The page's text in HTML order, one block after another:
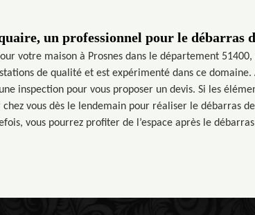
un professionnel pour le débarras
votre maison à Prosnes dans le département
de qualité et est expérimenté dans ce domaine.
inspection pour vous proposer un devis. Si les
vous dès le lendemain pour réaliser le débarras
vous pourrez profiter de l’espace après le